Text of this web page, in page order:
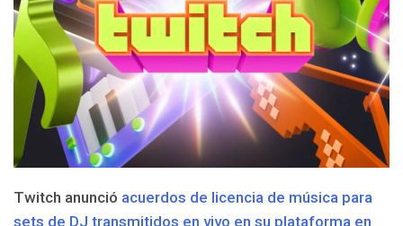
Twitch anunció acuerdos de licencia de música para
sets de DJ transmitidos en vivo en su plataforma en